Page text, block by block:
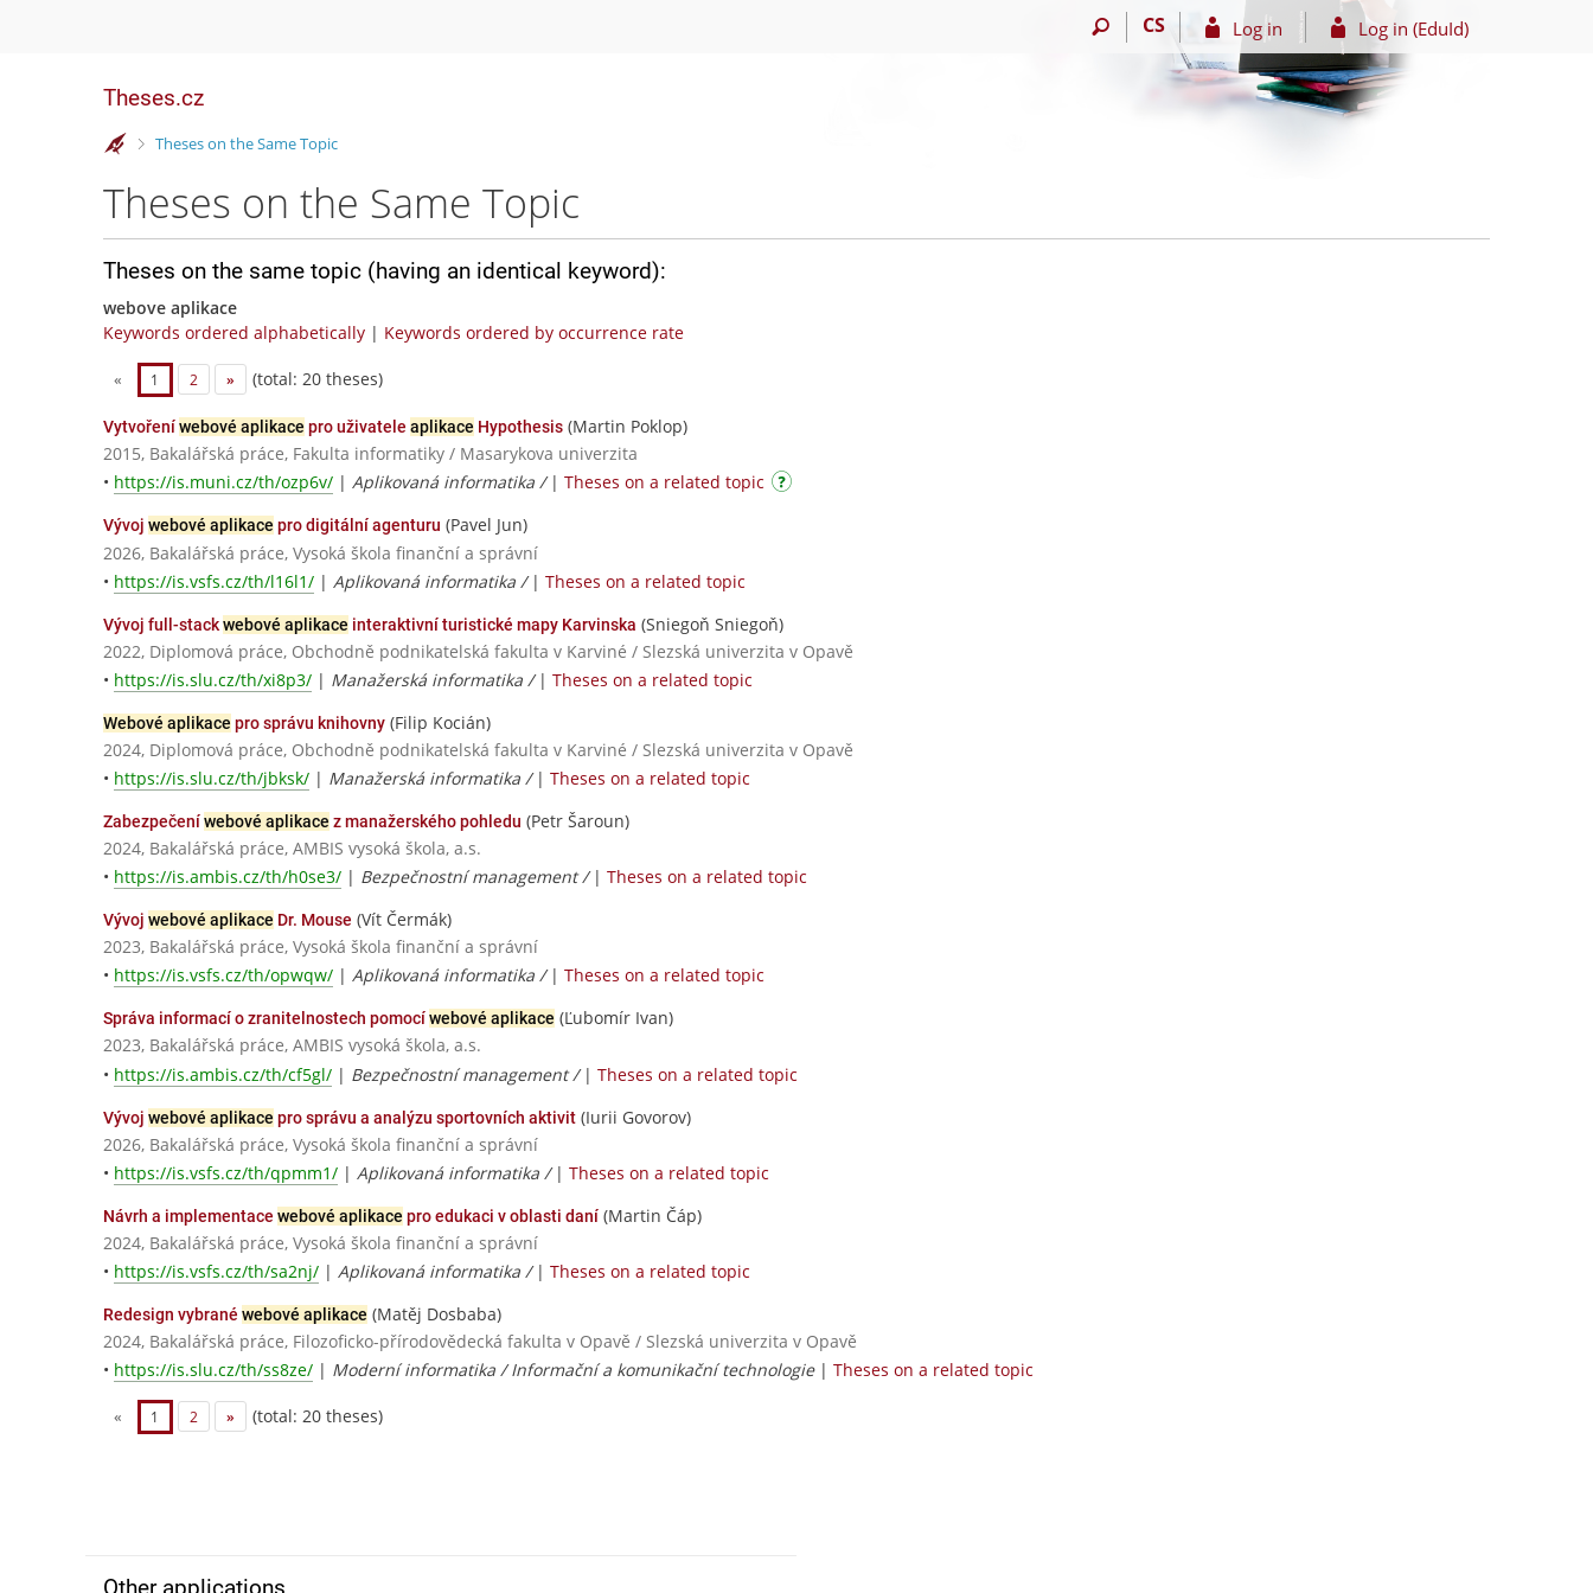
CS Log in Log in (EduId)
Theses.cz
>
Theses on the Same Topic
Theses on the Same Topic
Theses on the same topic (having an identical keyword):
webove aplikace
Keywords ordered alphabetically | Keywords ordered by occurrence rate
« 1 2 » (total: 20 theses)
Vytvořeníwebové aplikace pro uživatele aplikace Hypothesis (Martin Poklop)
2015, Bakalářská práce, Fakulta informatiky / Masarykova univerzita
• https://is.muni.cz/th/ozp6v/ | Aplikovaná informatika / | Theses on a related topic
Vývoj webové aplikace pro digitální agenturu (Pavel Jun)
2026, Bakalářská práce, Vysoká škola finanční a správní
• https://is.vsfs.cz/th/l16l1/ | Aplikovaná informatika / | Theses on a related topic
Vývoj full-stackwebové aplikace interaktivní turistické mapy Karvinska (Sniegoň Sniegoň)
2022, Diplomová práce, Obchodně podnikatelská fakulta v Karviné / Slezská univerzita v Opavě
• https://is.slu.cz/th/xi8p3/ | Manažerská informatika / | Theses on a related topic
Webové aplikace pro správu knihovny (Filip Kocián)
2024, Diplomová práce, Obchodně podnikatelská fakulta v Karviné / Slezská univerzita v Opavě
• https://is.slu.cz/th/jbksk/ | Manažerská informatika / | Theses on a related topic
Zabezpečeníwebové aplikace z manažerského pohledu (Petr Šaroun)
2024, Bakalářská práce, AMBIS vysoká škola, a.s.
• https://is.ambis.cz/th/h0se3/ | Bezpečnostní management / | Theses on a related topic
Vývoj webové aplikace Dr. Mouse (Vít Čermák)
2023, Bakalářská práce, Vysoká škola finanční a správní
• https://is.vsfs.cz/th/opwqw/ | Aplikovaná informatika / | Theses on a related topic
Správa informací o zranitelnostech pomocíwebové aplikace (Ľubomír Ivan)
2023, Bakalářská práce, AMBIS vysoká škola, a.s.
• https://is.ambis.cz/th/cf5gl/ | Bezpečnostní management / | Theses on a related topic
Vývoj webové aplikace pro správu a analýzu sportovních aktivit (Iurii Govorov)
2026, Bakalářská práce, Vysoká škola finanční a správní
• https://is.vsfs.cz/th/qpmm1/ | Aplikovaná informatika / | Theses on a related topic
Návrh a implementace webové aplikace pro edukaci v oblasti daní (Martin Čáp)
2024, Bakalářská práce, Vysoká škola finanční a správní
• https://is.vsfs.cz/th/sa2nj/ | Aplikovaná informatika / | Theses on a related topic
Redesign vybrané webové aplikace (Matěj Dosbaba)
2024, Bakalářská práce, Filozoficko-přírodovědecká fakulta v Opavě / Slezská univerzita v Opavě
• https://is.slu.cz/th/ss8ze/ | Moderní informatika / Informační a komunikační technologie| Theses on a related topic
« 1 2 » (total: 20 theses)